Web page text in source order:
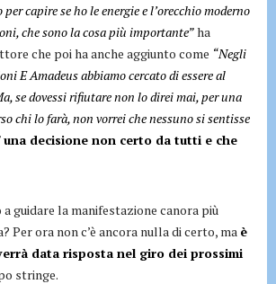
capire se ho le energie e l’orecchio moderno
che sono la cosa più importante”ha
che poi ha anche aggiunto come “Negli
E Amadeus abbiamo cercato di essere al
se dovessi rifiutare non lo direi mai, per una
chi lo farà, non vorrei che nessuno si sentisse
una decisione non certo da tutti e che
guidare la manifestazione canora più
Per ora non c’è ancora nulla di certo, ma è
data risposta nel giro dei prossimi
stringe.